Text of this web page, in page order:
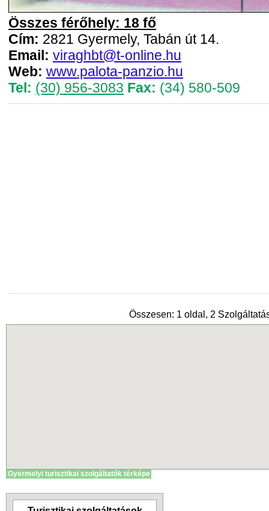
Összes férőhely: 18 fő
Cím: 2821 Gyermely, Tabán út 14.
Email: viraghbt@t-online.hu
Web: www.palota-panzio.hu
Tel: (30) 956-3083 Fax: (34) 580-509
Összesen: 1 oldal, 2
Gyermelyi turisztikai szolgáltatók térképe